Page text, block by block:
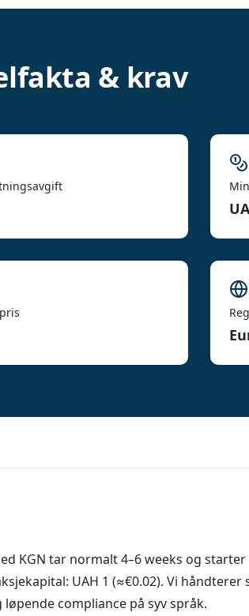
& krav
KGN tar normalt 4–6 weeks og
UAH 1 (≈€0.02). Vi håndterer
compliance på syv språk.